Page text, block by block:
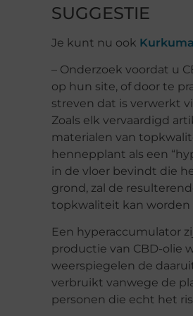
SUGGESTIE
Je kunt nu ook
– Onderzoek voordat u
op hun site, of door te
streven dat is verwerkt
Zoals elk vervaardigd
materialen van
hennepplant als een
in de vloer bevindt die
grond, zal de
topkwaliteit kan worden
Een hyperaccumulator
productie van CBD-olie
weerspiegelen de
verbruikt vanwege de
personen die echt het